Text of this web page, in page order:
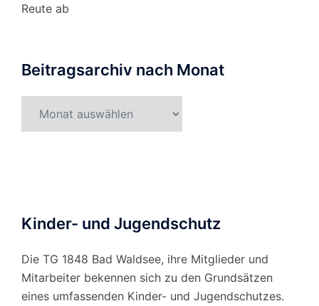
Reute ab
Beitragsarchiv nach Monat
nach
Kinder- und Jugendschutz
Die TG 1848 Bad Waldsee, ihre Mitglieder und
Mitarbeiter bekennen sich zu den Grundsätzen
eines umfassenden Kinder- und Jugendschutzes.